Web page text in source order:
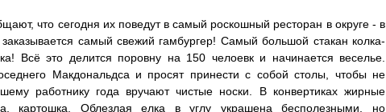
что сегодня их поведут в самый роскошный ресторан в округе - в
самый свежий гамбургер! Самый большой стакан колка-
Всё это делится поровну на 150 челоевк и начинается веселье.
Макдональдса и просят принести с собой столы, чтобы не
работнику года вручают чистые носки. В конвертиках жирные
картошка. Облезлая елка в углу украшена бесполезными, но